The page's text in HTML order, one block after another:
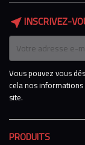
near_meINSCRIVEZ-
Vous pouvez vous
cela nos
site.
PRODUITS